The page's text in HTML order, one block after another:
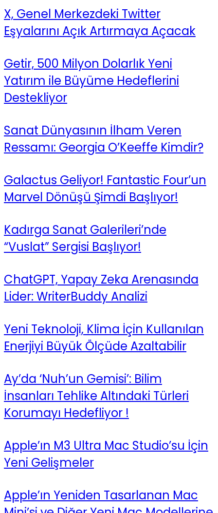
X, Genel Merkezdeki Twitter
Eşyalarını Açık Artırmaya Açacak
Getir, 500 Milyon Dolarlık Yeni
Yatırım ile Büyüme Hedeflerini
Destekliyor
Sanat Dünyasının İlham Veren
Ressamı: Georgia O’Keeffe Kimdir?
Galactus Geliyor! Fantastic Four’un
Marvel Dönüşü Şimdi Başlıyor!
Kadırga Sanat Galerileri’nde
“Vuslat” Sergisi Başlıyor!
ChatGPT, Yapay Zeka Arenasında
Lider: WriterBuddy Analizi
Yeni Teknoloji, Klima İçin Kullanılan
Enerjiyi Büyük Ölçüde Azaltabilir
Ay’da ‘Nuh’un Gemisi’: Bilim
İnsanları Tehlike Altındaki Türleri
Korumayı Hedefliyor !
Apple’ın M3 Ultra Mac Studio’su İçin
Yeni Gelişmeler
Apple’ın Yeniden Tasarlanan Mac